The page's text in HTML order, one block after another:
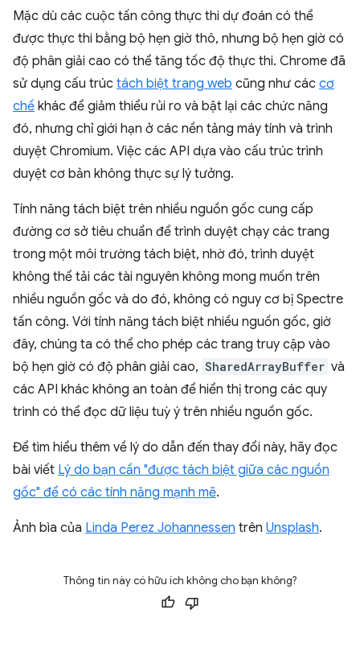
Mặc dù các cuộc tấn công thực thi dự đoán có thể
được thực thi bằng bộ hẹn giờ thô, nhưng bộ hẹn giờ có
độ phân giải cao có thể tăng tốc độ thực thi. Chrome đã
sử dụng cấu trúc tách biệt trang web cũng như các cơ
chế khác để giảm thiểu rủi ro và bật lại các chức năng
đó, nhưng chỉ giới hạn ở các nền tảng máy tính và trình
duyệt Chromium. Việc các API dựa vào cấu trúc trình
duyệt cơ bản không thực sự lý tưởng.
Tính năng tách biệt trên nhiều nguồn gốc cung cấp
đường cơ sở tiêu chuẩn để trình duyệt chạy các trang
trong một môi trường tách biệt, nhờ đó, trình duyệt
không thể tải các tài nguyên không mong muốn trên
nhiều nguồn gốc và do đó, không có nguy cơ bị Spectre
tấn công. Với tính năng tách biệt nhiều nguồn gốc, giờ
đây, chúng ta có thể cho phép các trang truy cập vào
bộ hẹn giờ có độ phân giải cao, SharedArrayBuffer và
các API khác không an toàn để hiển thị trong các quy
trình có thể đọc dữ liệu tuỳ ý trên nhiều nguồn gốc.
Để tìm hiểu thêm về lý do dẫn đến thay đổi này, hãy đọc
bài viết Lý do bạn cần "được tách biệt giữa các nguồn
gốc" để có các tính năng mạnh mẽ.
Ảnh bìa của Linda Perez Johannessen trên Unsplash.
Thông tin này có hữu ích không cho bạn không?